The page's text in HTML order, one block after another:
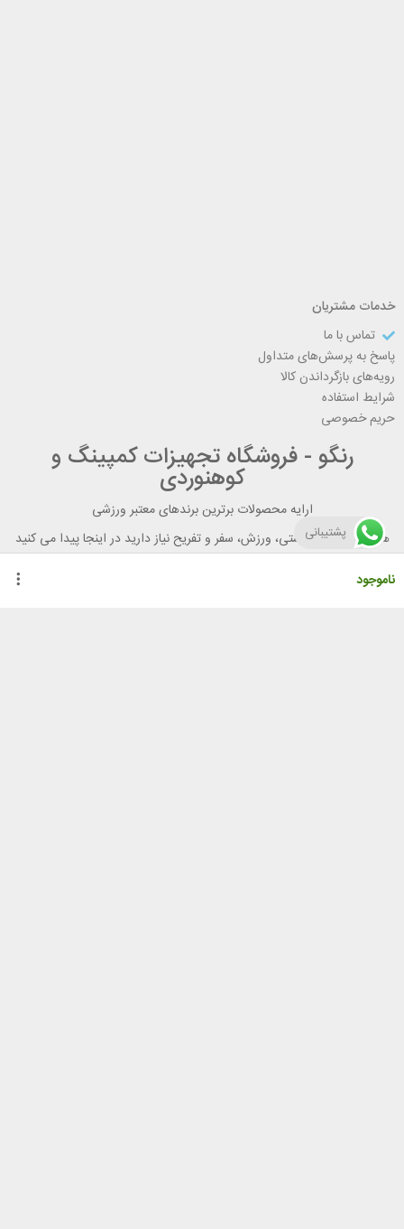
ناموجود
خدمات مشتریان
تماس با ما
پاسخ به پرسش‌های متداول
رویه‌های بازگرداندن کالا
شرایط استفاده
حریم خصوصی
رنگو - فروشگاه تجهیزات کمپینگ و
کوهنوردی
ارایه محصولات برترین برندهای معتبر ورزشی
هر آنچه برای تندرستی، ورزش، سفر و تفریح نیاز دارید در اینجا پیدا می کنید
پشتیبانی